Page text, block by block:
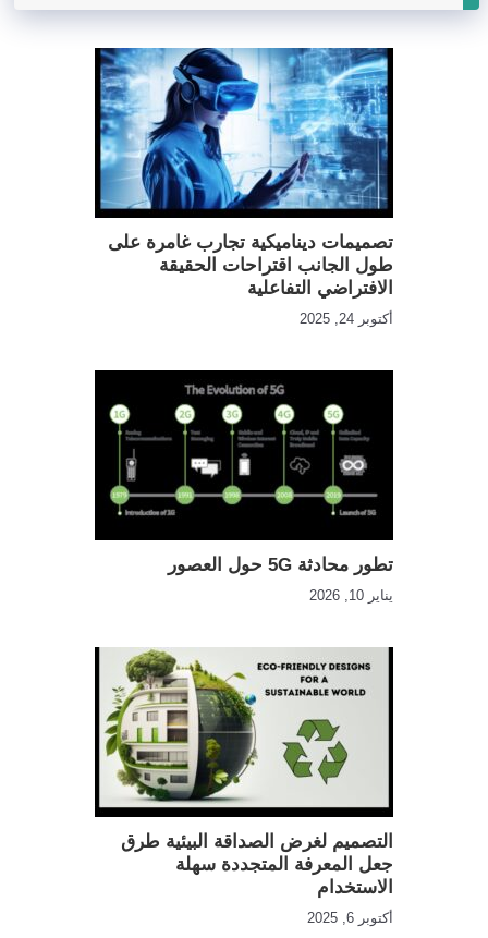
تصميمات ديناميكية تجارب غامرة على
طول الجانب اقتراحات الحقيقة
الافتراضي التفاعلية
أكتوبر 24, 2025
تطور محادثة 5G حول العصور
يناير 10, 2026
التصميم لغرض الصداقة البيئية طرق
جعل المعرفة المتجددة سهلة
الاستخدام
أكتوبر 6, 2025